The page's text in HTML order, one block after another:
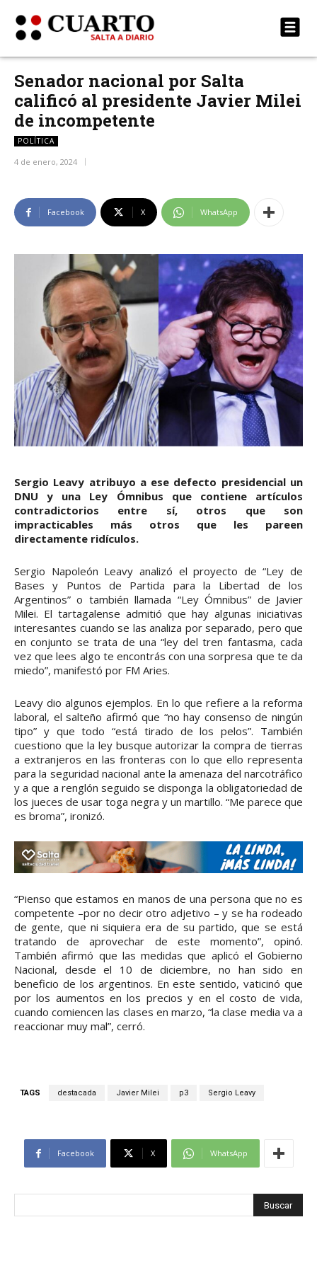
Senador nacional por Salta
calificó al presidente Javier Milei
de incompetente
POLÍTICA
4 de enero, 2024
Facebook X WhatsApp
Sergio Leavy atribuyo a ese defecto presidencial un
DNU y una Ley Ómnibus que contiene artículos
contradictorios entre sí, otros que son
impracticables más otros que les pareen
directamente ridículos.
Sergio Napoleón Leavy analizó el proyecto de “Ley de
Bases y Puntos de Partida para la Libertad de los
Argentinos” o también llamada “Ley Ómnibus” de Javier
Milei. El tartagalense admitió que hay algunas iniciativas
interesantes cuando se las analiza por separado, pero que
en conjunto se trata de una “ley del tren fantasma, cada
vez que lees algo te encontrás con una sorpresa que te da
miedo”, manifestó por FM Aries.
Leavy dio algunos ejemplos. En lo que refiere a la reforma
laboral, el salteño afirmó que “no hay consenso de ningún
tipo” y que todo “está tirado de los pelos”. También
cuestiono que la ley busque autorizar la compra de tierras
a extranjeros en las fronteras con lo que ello representa
para la seguridad nacional ante la amenaza del narcotráfico
y a que a renglón seguido se disponga la obligatoriedad de
los jueces de usar toga negra y un martillo. “Me parece que
es broma”, ironizó.
“Pienso que estamos en manos de una persona que no es
competente –por no decir otro adjetivo – y se ha rodeado
de gente, que ni siquiera era de su partido, que se está
tratando de aprovechar de este momento”, opinó.
También afirmó que las medidas que aplicó el Gobierno
Nacional, desde el 10 de diciembre, no han sido en
beneficio de los argentinos. En este sentido, vaticinó que
por los aumentos en los precios y en el costo de vida,
cuando comiencen las clases en marzo, “la clase media va a
reaccionar muy mal”, cerró.
TAGS destacada Javier Milei p3 Sergio Leavy
Facebook X WhatsApp